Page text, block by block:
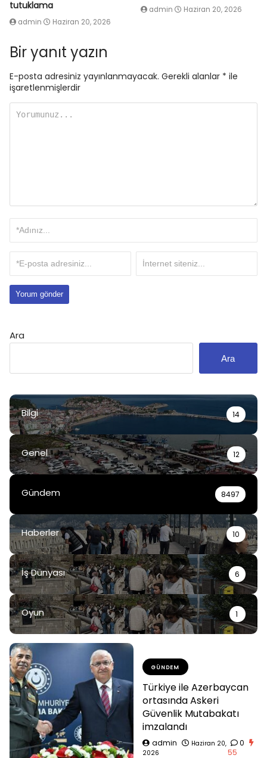
tutuklama
admin Haziran 20, 2026
admin Haziran 20, 2026
Bir yanıt yazın
E-posta adresiniz yayınlanmayacak. Gerekli alanlar * ile
işaretlenmişlerdir
Ara
Ara
Bilgi 14
Genel 12
Gündem 8497
Haberler 10
İş Dünyası 6
Oyun 1
GÜNDEM
Türkiye ile Azerbaycan
ortasında Askeri
Güvenlik Mutabakatı
imzalandı
admin
Haziran 20,
2026
0
55